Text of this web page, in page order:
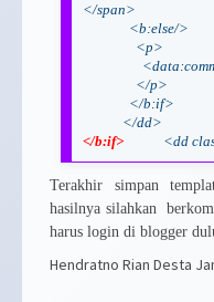
</span>
<b:else/>
<p>
</p>
</b:if>
</dd>
</b:if> <dd
Terakhir simpan
hasilnya silahkan
harus login di blogger
Hendratno Rian Desta